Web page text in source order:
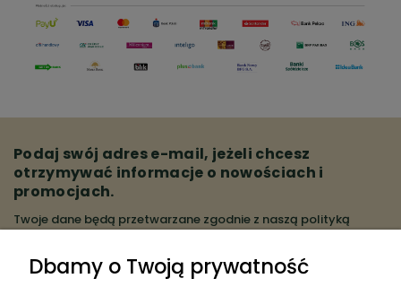
Podaj swój adres e-mail, jeżeli chcesz
otrzymywać informacje o nowościach i
promocjach.
Twoje dane będą przetwarzane zgodnie z naszą polityką
prywatności
ZAPISZ SIĘ
Dbamy o Twoją prywatność